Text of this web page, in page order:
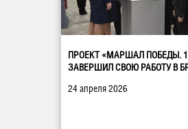
ПРОЕКТ «МАРШАЛ ПОБЕДЫ.
ЗАВЕРШИЛ СВОЮ РАБОТУ В
24 апреля 2026